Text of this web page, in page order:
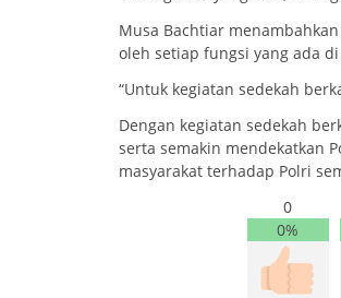
Musa Bachtiar
oleh setiap fungsi yang ada
“Untuk kegiatan sedekah
Dengan kegiatan sedekah
serta semakin mendekatkan
masyarakat terhadap Polri
0
0%